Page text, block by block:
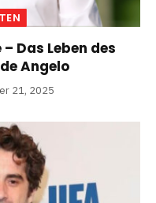
Das Leben des
Angelo
21, 2025